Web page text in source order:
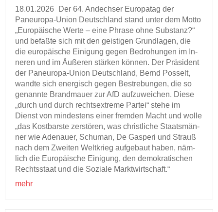
18.01.2026
Der 64. An­dech­ser Eu­ro­pa­tag der
Paneuropa-​Union Deutsch­land stand unter dem Motto
„Eu­ro­päi­sche Werte – eine Phra­se ohne Sub­stanz?“
und be­faß­te sich mit den geis­ti­gen Grund­la­gen, die
die eu­ro­päi­sche Ei­ni­gung gegen Be­dro­hun­gen im In­
ne­ren und im Äu­ße­ren stär­ken kön­nen. Der Prä­si­dent
der Paneuropa-​Union Deutsch­land, Bernd Pos­selt,
wand­te sich en­er­gisch gegen Be­stre­bun­gen, die so
ge­nann­te Brand­mau­er zur AfD auf­zu­wei­chen. Diese
„durch und durch rechts­ex­tre­me Par­tei“ stehe im
Dienst von min­des­tens einer frem­den Macht und wolle
„das Kost­bars­te zer­stö­ren, was christ­li­che Staats­män­
ner wie Ade­nau­er, Schu­man, De Gas­pe­ri und Strauß
nach dem Zwei­ten Welt­krieg auf­ge­baut haben, näm­
lich die Eu­ro­päi­sche Ei­ni­gung, den de­mo­kra­ti­schen
Rechts­staat und die So­zia­le Markt­wirt­schaft.“
mehr